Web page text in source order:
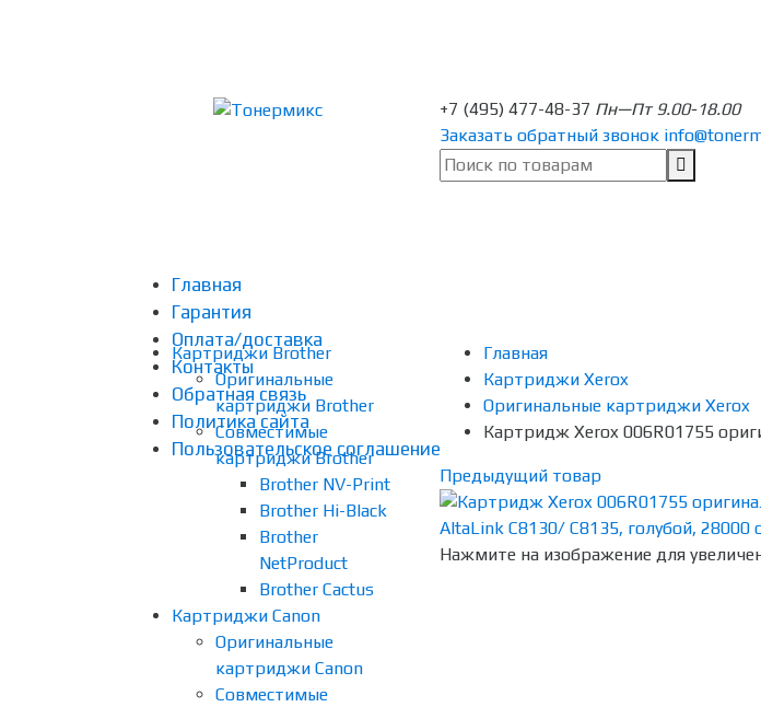
+7 (495) 477-48-37 Пн—Пт 9.00-18.00
Заказать обратный звонок
Главная
Гарантия
Оплата/доставка
Контакты
Обратная связь
Политика сайта
Пользовательское соглашение
Картриджи Brother
Оригинальные
картриджи Brother
Совместимые
картриджи Brother
Brother NV-Print
Brother Hi-Black
Brother
NetProduct
Brother Cactus
Картриджи Canon
Оригинальные
картриджи Canon
Совместимые
Главная
Картриджи Xerox
Оригинальные картриджи Xerox
Картридж Xerox 006R01755
Предыдущий товар
Нажмите на изображение для